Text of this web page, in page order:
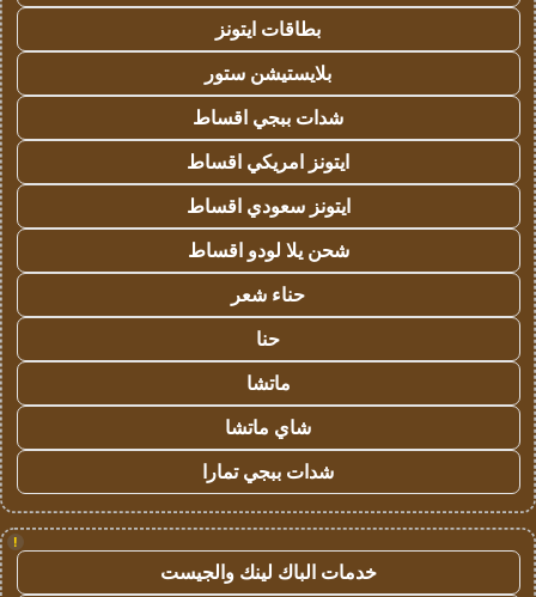
بطاقات ايتونز
بلايستيشن ستور
شدات ببجي اقساط
ايتونز امريكي اقساط
ايتونز سعودي اقساط
شحن يلا لودو اقساط
حناء شعر
حنا
ماتشا
شاي ماتشا
شدات ببجي تمارا
!
خدمات الباك لينك والجيست